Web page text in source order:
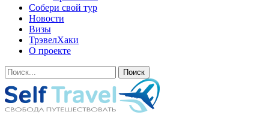
Собери свой тур
Новости
Визы
ТрэвелХаки
О проекте